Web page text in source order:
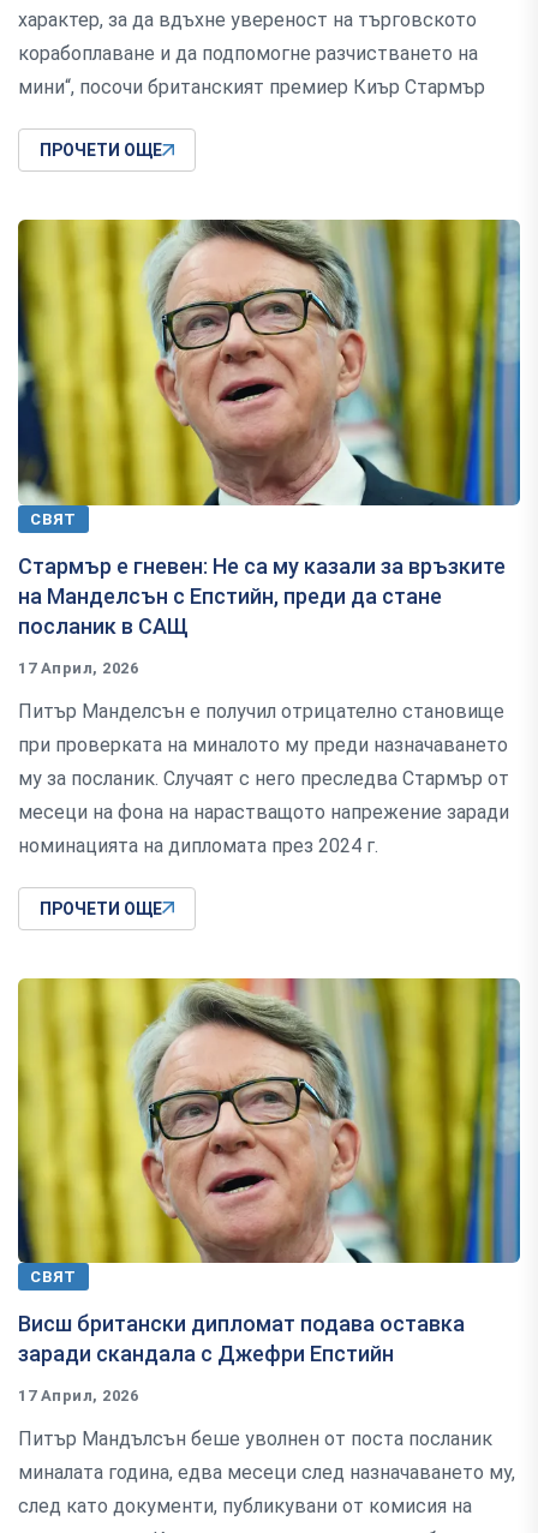
характер, за да вдъхне увереност на търговското
корабоплаване и да подпомогне разчистването на
мини“, посочи британският премиер Киър Стармър
ПРОЧЕТИ ОЩЕ
СВЯТ
Стармър е гневен: Не са му казали за връзките
на Манделсън с Епстийн, преди да стане
посланик в САЩ
17 Април, 2026
Питър Манделсън е получил отрицателно становище
при проверката на миналото му преди назначаването
му за посланик. Случаят с него преследва Стармър от
месеци на фона на нарастващото напрежение заради
номинацията на дипломата през 2024 г.
ПРОЧЕТИ ОЩЕ
СВЯТ
Висш британски дипломат подава оставка
заради скандала с Джефри Епстийн
17 Април, 2026
Питър Мандълсън беше уволнен от поста посланик
миналата година, едва месеци след назначаването му,
след като документи, публикувани от комисия на